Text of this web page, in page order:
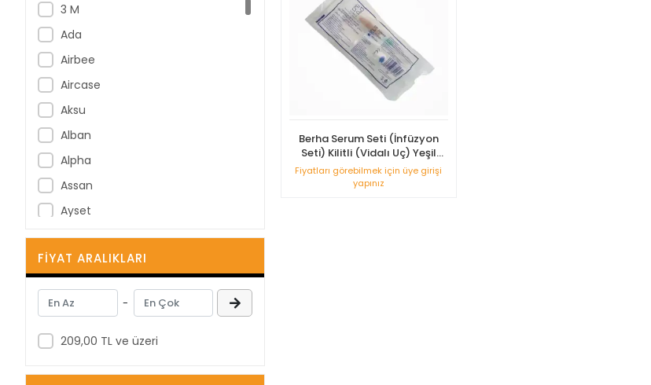
3 M
Ada
Airbee
Aircase
Aksu
Alban
Alpha
Assan
Ayset
B Braun
B-Good
Bastos Viegas
BD
Berha
FIYAT ARALIKLARI
-
209,00 TL ve üzeri
Berha Serum Seti (İnfüzyon
Seti) Kilitli (Vidalı Uç) Yeşil
Uçlu 25'li Paket
Fiyatları görebilmek için üye girişi
yapınız